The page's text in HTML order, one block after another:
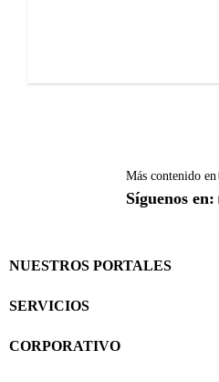
Más contenido en
Síguenos en:
NUESTROS PORTALES
SERVICIOS
CORPORATIVO